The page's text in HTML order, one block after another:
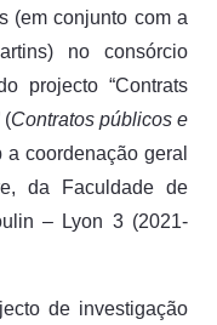
(em conjunto com a
no consórcio
projecto “Contrats
(Contratos públicos e
a coordenação geral
da Faculdade de
– Lyon 3 (2021-
de investigação